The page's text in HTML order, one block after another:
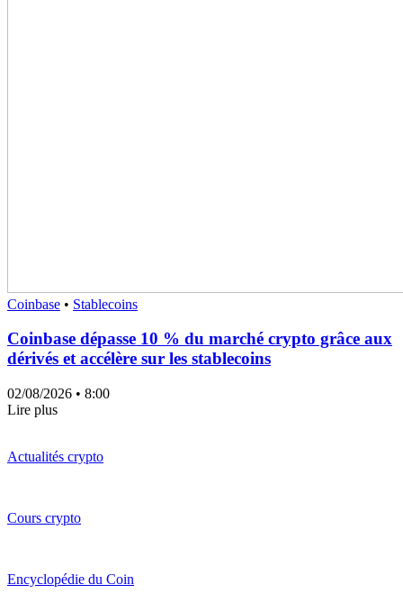
Coinbase • Stablecoins
Coinbase dépasse 10 % du marché crypto grâce aux
dérivés et accélère sur les stablecoins
02/08/2026 • 8:00
Lire plus
Actualités crypto
Cours crypto
Encyclopédie du Coin